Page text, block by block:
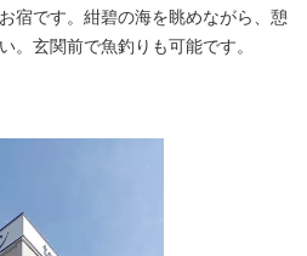
宿です。紺碧の海を眺めながら、憩
。玄関前で魚釣りも可能です。